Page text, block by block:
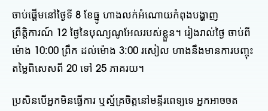
ចាប់ផ្តើមនៅថ្ងៃទី 8 ខែធ្នូ ហាងលក់អំណោយកំពុងបង្ហាញ
ព្រឹត្តិការណ៍ 12 ថ្ងៃនៃបុណ្យណូអែលរបស់ខ្លួន។ រៀងរាល់ថ្ងៃ ចាប់ពី
ម៉ោង 10:00 ព្រឹក ដល់ម៉ោង 3:00 រសៀល ហាងនឹងមានការបញ្ចុះ
តម្លៃពិសេសពី 20 ទៅ 25 ភាគរយ។
ប្រសិនបើអ្នកមិនធ្វើការ ឬស្ម័គ្រចិត្ដនៅមន្ទីរពេទ្យទេ អ្នកអាចចត